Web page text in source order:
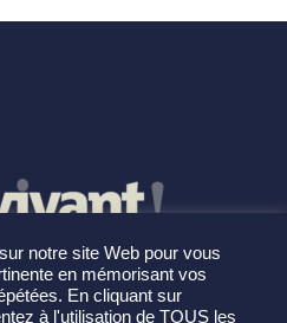
notre site Web pour vous
en mémorisant vos
En cliquant sur
à l'utilisation de TOUS les